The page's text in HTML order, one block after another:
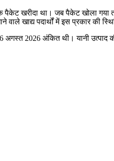
खरीदा था। जब पैकेट खोला
खाद्य पदार्थों में इस प्रकार की
अगस्त 2026 अंकित थी। यानी